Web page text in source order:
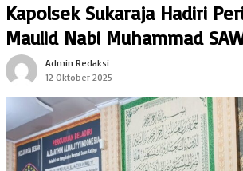
Kapolsek Sukaraja Hadiri
Maulid Nabi Muhammad
Admin Redaksi
12 Oktober 2025